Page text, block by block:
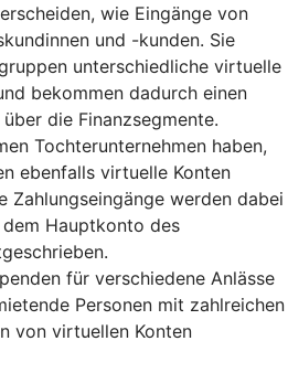
wie Eingänge von
und -kunden. Sie
unterschiedliche virtuelle
bekommen dadurch einen
die Finanzsegmente.
Tochterunternehmen haben,
ebenfalls virtuelle Konten
Zahlungseingänge werden dabei
Hauptkonto des
für verschiedene Anlässe
Personen mit zahlreichen
von virtuellen Konten